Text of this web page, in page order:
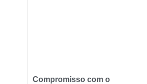
Compromisso com o